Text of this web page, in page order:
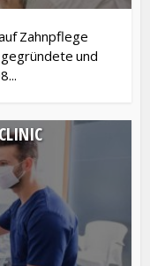
Zahnpflege
und